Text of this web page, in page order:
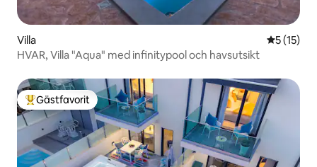
Villa 5 av 5 i
5 (15)
HVAR, Villa "Aqua" med infinitypool och havsutsikt
Populär gästfavorit
Gästfavorit